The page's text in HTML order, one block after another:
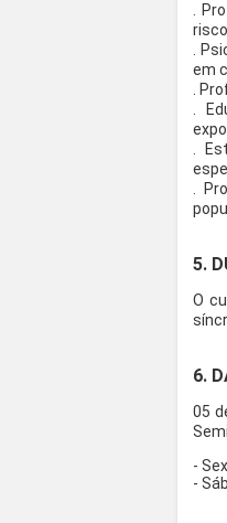
.
.
em
.
.
.
.
5.
O
6.
05
-
-